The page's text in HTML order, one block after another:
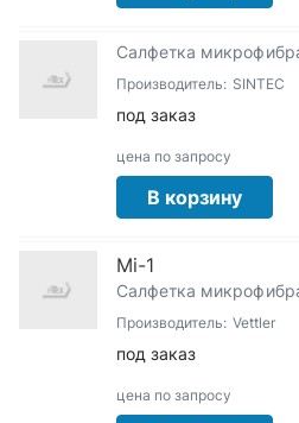
Салфетка
Производитель: SINTEC
под заказ
цена по запросу
В корзину
Mi-1
Салфетка
Производитель: Vettler
под заказ
цена по запросу